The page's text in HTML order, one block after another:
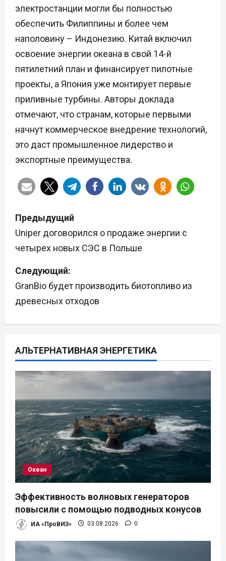
электростанции могли бы полностью
обеспечить Филиппины и более чем
наполовину – Индонезию. Китай включил
освоение энергии океана в свой 14-й
пятилетний план и финансирует пилотные
проекты, а Япония уже монтирует первые
приливные турбины. Авторы доклада
отмечают, что странам, которые первыми
начнут коммерческое внедрение технологий,
это даст промышленное лидерство и
экспортные преимущества.
Н
а
в
и
г
и
я
п
о
з
а
п
и
с
я
Предыдущий
Uniper договорился о продаже энергии с
четырех новых СЭС в Польше
Следующий:
GranBio будет производить биотопливо из
древесных отходов
АЛЬТЕРНАТИВНАЯ ЭНЕРГЕТИКА
Океан
Эффективность волновых генераторов
повысили с помощью подводных конусов
ИА «ПроВИЭ» 03.08.2026 0